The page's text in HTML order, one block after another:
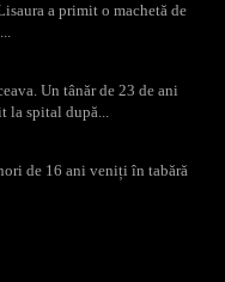
a primit o machetă de
Un tânăr de 23 de ani
la spital după...
de 16 ani veniți în tabără